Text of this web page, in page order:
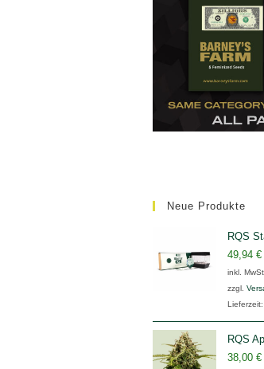
Neue Produkte
RQS
49,94 €
inkl. MwSt.
zzgl.
Lieferzeit:
RQS
38,00 €